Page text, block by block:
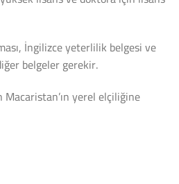
İngilizce yeterlilik belgesi ve
belgeler gerekir.
yerel elçiliğine